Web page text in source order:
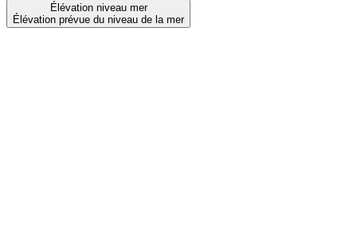
Élévation niveau mer
Élévation prévue du niveau de la mer